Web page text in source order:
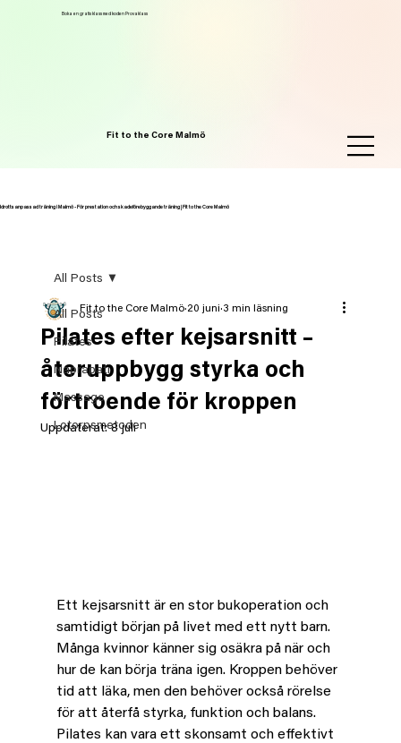
Boka en gratis klass med koden Provaklass
Fit to the Core Malmö
Idrottsanpassad träning i Malmö - För prestation och skadeförebyggande träning | Fit to the Core Malmö
All Posts
Pilates
Naprapati
Massage
Lotorpsmetoden
All Posts
Pilates efter kejsarsnitt –
återuppbygg styrka och
förtroende för kroppen
Fit to the Core Malmö 20 juni 3 min läsning
Uppdaterat:8 juli
Ett kejsarsnitt är en stor bukoperation och
samtidigt början på livet med ett nytt barn.
Många kvinnor känner sig osäkra på när och
hur de kan börja träna igen. Kroppen behöver
tid att läka, men den behöver också rörelse
för att återfå styrka, funktion och balans.
Pilates kan vara ett skonsamt och effektivt